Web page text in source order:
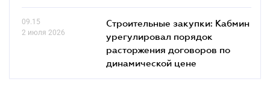
09.15
2 июля 2026
Строительные закупки: Кабмин
урегулировал порядок
расторжения договоров по
динамической цене